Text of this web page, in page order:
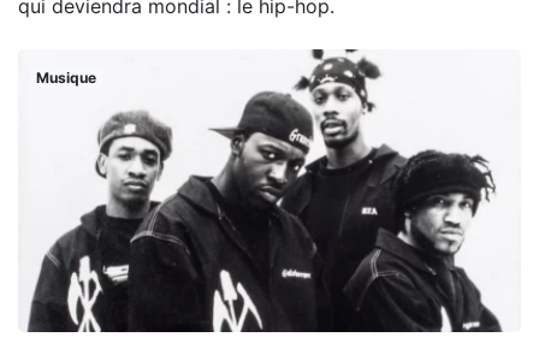
qui deviendra mondial : le hip-hop.
Musique